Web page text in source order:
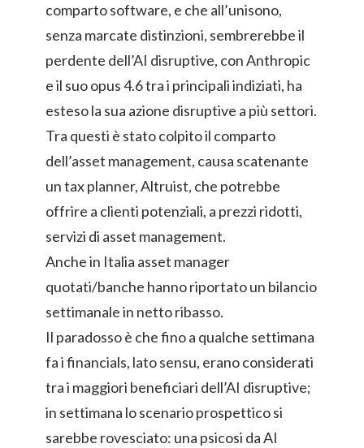
comparto software, e che all’unisono,
senza marcate distinzioni, sembrerebbe il
perdente dell’AI disruptive, con Anthropic
e il suo opus 4.6 tra i principali indiziati, ha
esteso la sua azione disruptive a più settori.
Tra questi è stato colpito il comparto
dell’asset management, causa scatenante
un tax planner, Altruist, che potrebbe
offrire a clienti potenziali, a prezzi ridotti,
servizi di asset management.
Anche in Italia asset manager
quotati/banche hanno riportato un bilancio
settimanale in netto ribasso.
Il paradosso è che fino a qualche settimana
fa i financials, lato sensu, erano considerati
tra i maggiori beneficiari dell’AI disruptive;
in settimana lo scenario prospettico si
sarebbe rovesciato: una psicosi da AI